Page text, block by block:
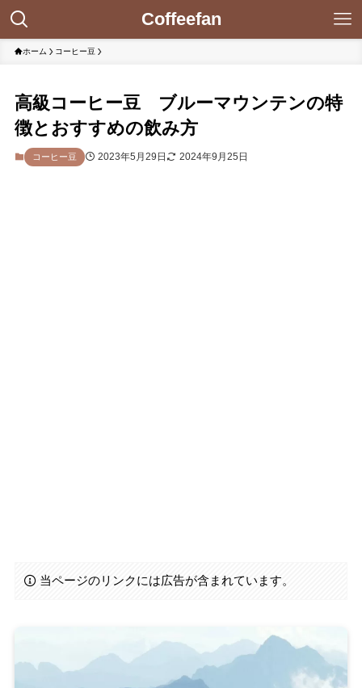
Coffeefan
ホーム コーヒー豆
高級コーヒー豆 ブルーマウンテンの特
徴とおすすめの飲み方
コーヒー豆 2023年5月29日 2024年9月25日
当ページのリンクには広告が含まれています。